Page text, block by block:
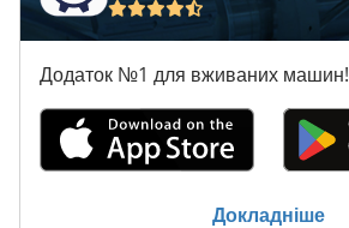
Додаток №1 для вживаних машин!
Докладніше